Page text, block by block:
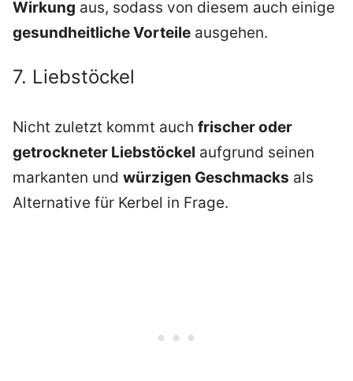
Wirkung aus, sodass von diesem auch einige
gesundheitliche Vorteile ausgehen.
7. Liebstöckel
Nicht zuletzt kommt auch frischer oder
getrockneter Liebstöckel aufgrund seinen
markanten und würzigen Geschmacks als
Alternative für Kerbel in Frage.